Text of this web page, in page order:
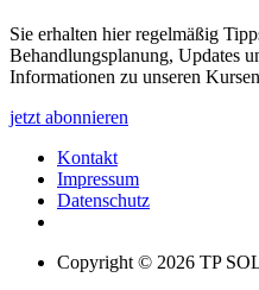
Sie erhalten hier regelmäßig
Behandlungsplanung, Updates
Informationen zu unseren
jetzt abonnieren
Kontakt
Impressum
Datenschutz
Copyright © 2026 TP